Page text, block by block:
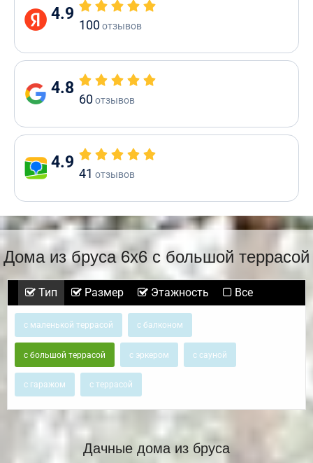
4.9
100отзывов
4.8
60отзывов
4.9
41 отзывов
Дома из бруса 6х6 с большой террасой
Тип Размер Этажность Все
с маленькой террасой с балконом
с большой террасой с эркером с сауной
с гаражом с террасой
Дачные дома из бруса